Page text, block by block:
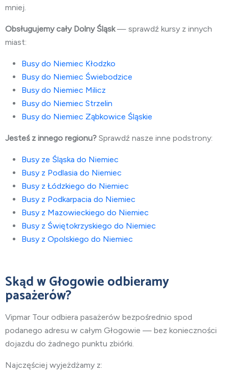
mniej.
Obsługujemy cały Dolny Śląsk— sprawdź kursy z innych
miast:
Busy do Niemiec Kłodzko
Busy do Niemiec Świebodzice
Busy do Niemiec Milicz
Busy do Niemiec Strzelin
Busy do Niemiec Ząbkowice Śląskie
Jesteś z innego regionu? Sprawdź nasze inne podstrony:
Busy ze Śląska do Niemiec
Busy z Podlasia do Niemiec
Busy z Łódzkiego do Niemiec
Busy z Podkarpacia do Niemiec
Busy z Mazowieckiego do Niemiec
Busy z Świętokrzyskiego do Niemiec
Busy z Opolskiego do Niemiec
Skąd w Głogowie odbieramy
pasażerów?
Vipmar Tour odbiera pasażerów bezpośrednio spod
podanego adresu w całym Głogowie — bez konieczności
dojazdu do żadnego punktu zbiórki.
Najczęściej wyjeżdżamy z: